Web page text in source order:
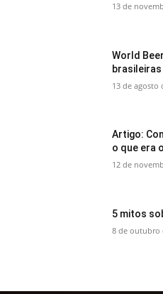
13 de
World
13 de agosto
Artigo:
o que era
12 de
5 mitos
8 de outubro